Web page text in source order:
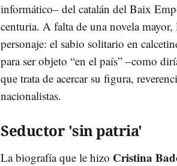
informático– del catalán del Baix
centuria. A falta de una novela
personaje: el sabio solitario en
para ser objeto “en el país” –como
que trata de acercar su figura,
nacionalistas.
Seductor 'sin patria'
La biografía que le hizo Cristina